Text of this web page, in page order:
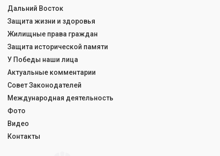
Дальний Восток
Защита жизни и здоровья
Жилищные права граждан
Защита исторической памяти
У Победы наши лица
Актуальные комментарии
Совет Законодателей
Международная деятельность
Фото
Видео
Контакты